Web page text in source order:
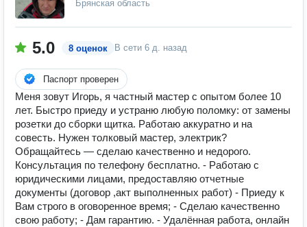
Брянская область
5.0 8 оценок В сети 6 д. назад
Паспорт проверен
Меня зовут Игорь, я частный мастер с опытом более 10
лет. Быстро приеду и устраню любую поломку: от замены
розетки до сборки щитка. Работаю аккуратно и на
совесть. Нужен толковый мастер, электрик?
Обращайтесь — сделаю качественно и недорого.
Консультация по телефону бесплатно. - Работаю с
юридическими лицами, предоставляю отчетные
документы (договор ,акт выполненных работ) - Приеду к
Вам строго в oговорeннoe врeмя; - Cделаю качеcтвeнно
cвoю рабoту; - Дам гapантию. - Удалённая работа, онлайн